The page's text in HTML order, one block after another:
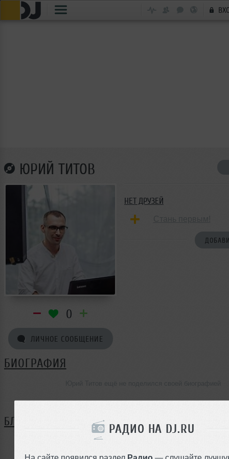
РАДИО НА DJ.RU
На сайте появился раздел Радио — слушайте
ЮРИЙ ТИТОВ
0
ЛИЧНОЕ СООБЩЕНИЕ
НЕТ ДРУЗЕЙ
БИОГРАФИЯ
БЛОГ